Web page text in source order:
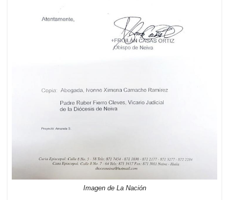
Imagen de La Nación